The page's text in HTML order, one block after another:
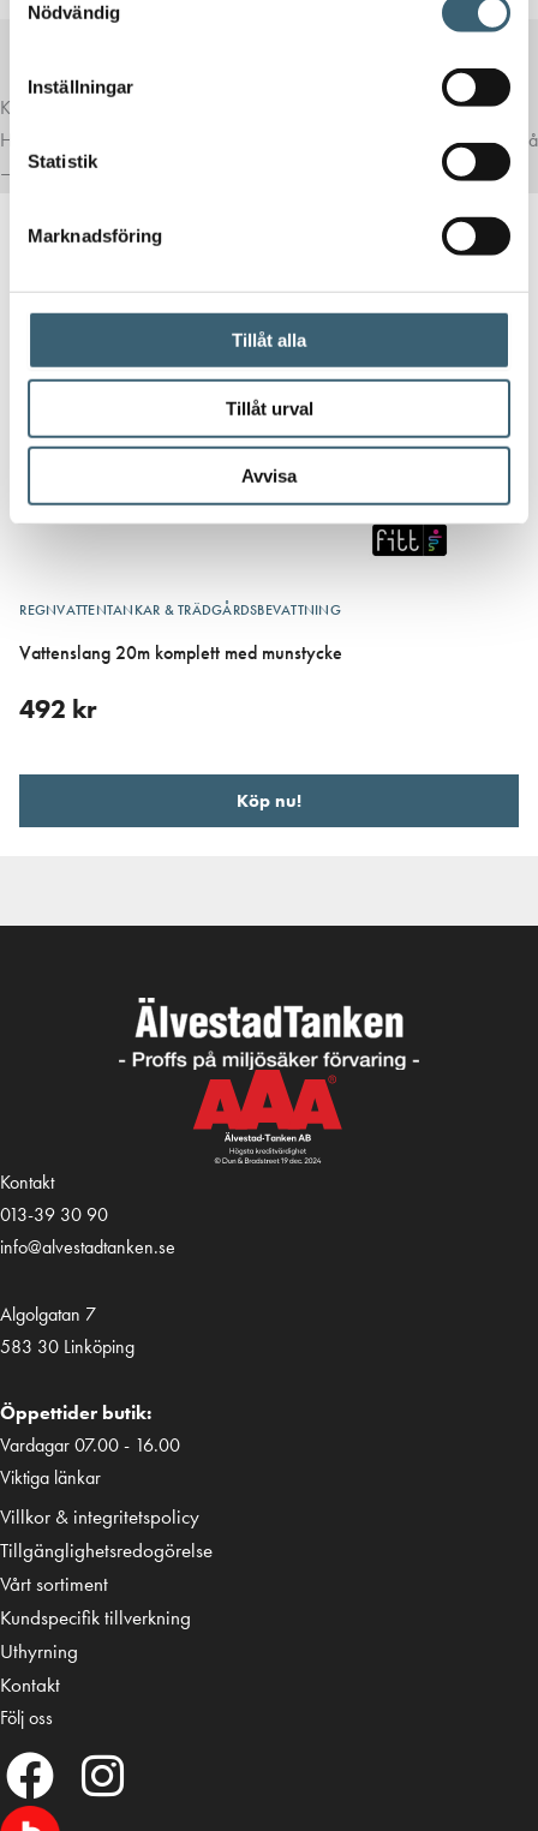
Nödvändig
Inställningar
Statistik
Marknadsföring
Tillåt alla
Tillåt urval
Avvisa
Komplettera med rätt tillval
Här har vi samlat produkter som ofta passar bra ihop med det du tittar på
– för en mer komplett lösning.
REGNVATTENTANKAR & TRÄDGÅRDSBEVATTNING
Vattenslang 20m komplett med munstycke
492 kr
Köp nu!
Kontakt
013-39 30 90
info@alvestadtanken.se
Algolgatan 7
583 30 Linköping
Öppettider butik:
Vardagar 07.00 - 16.00
Viktiga länkar
Villkor & integritetspolicy
Tillgänglighetsredogörelse
Vårt sortiment
Kundspecifik tillverkning
Uthyrning
Kontakt
Följ oss